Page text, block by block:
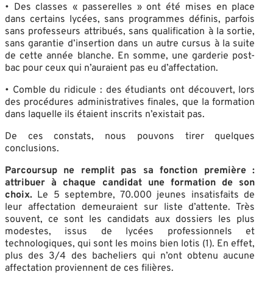
• Des classes « passerelles » ont été mises en place
dans certains lycées, sans programmes définis, parfois
sans professeurs attribués, sans qualification à la sortie,
sans garantie d’insertion dans un autre cursus à la suite
de cette année blanche. En somme, une garderie post-
bac pour ceux qui n’auraient pas eu d’affectation.
• Comble du ridicule : des étudiants ont découvert, lors
des procédures administratives finales, que la formation
dans laquelle ils étaient inscrits n’existait pas.
De ces constats, nous pouvons tirer quelques
conclusions.
Parcoursup ne remplit pas sa fonction première :
attribuer à chaque candidat une formation de son
choix. Le 5 septembre, 70.000 jeunes insatisfaits de
leur affectation demeuraient sur liste d’attente. Très
souvent, ce sont les candidats aux dossiers les plus
modestes, issus de lycées professionnels et
technologiques, qui sont les moins bien lotis (1). En effet,
plus des 3/4 des bacheliers qui n’ont obtenu aucune
affectation proviennent de ces filières.